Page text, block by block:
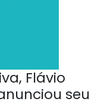
Flávio
seu